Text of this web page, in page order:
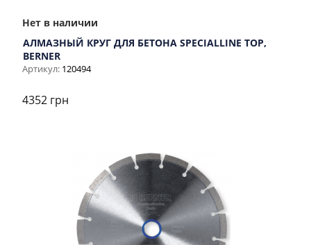
Нет в наличии
АЛМАЗНЫЙ КРУГ ДЛЯ БЕТОНА SPECIALLINE TOP,
BERNER
Артикул: 120494
4352 грн